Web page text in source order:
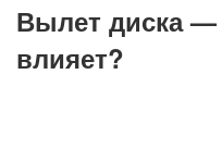
Вылет диска —
влияет?